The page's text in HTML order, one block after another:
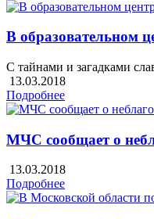
В образовательном
С тайнами и загадками
13.03.2018
Подробнее
МЧС сообщает о
13.03.2018
Подробнее